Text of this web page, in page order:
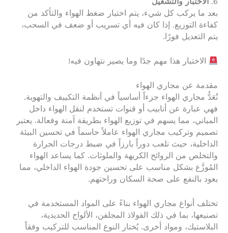
بعد ما يركب كل شيء، يتم اختبار ضغط الهواء والتأكد من
كفاءة التوزيع. إذا كان فيه أي تسريب أو ضعف في السحب،
يتم التعديل فورًا.
الاختبار هذا مهم جدًا وما يصير نتهاون فيه!
مقدمة عن مجاري الهواء
تُعَدُّ مجاري الهواء جزءاً أساسياً في أنظمة التكييف والتهوية.
فهي عبارة عن أنابيب أو قنوات تستخدم لنقل الهواء داخل
المباني، مما يسهم في توزيع الهواء بطريقة آمنة وفعالة. يعتبر
تصميم وتركيب مجاري الهواء عاملاً حاسماً في تحسين البيئة
الداخلية، حيث تلعب دوراً بارزاً في ضبط درجات الحرارة
والتخلص من الروائح الكريهة والملوثات. كما يساعد الهواء
المُوزَّع بشكل مناسب على تحسين جودة الهواء الداخلي، مما
يعود بالنفع على صحة السكان وراحتهم.
تختلف أنواع مجاري الهواء بناءً على المواد المستخدمة في
تصنيعها، بما في ذلك الفولاذ المجلفن، الألواح الحديدية،
البلاستيك، ومواد أخرى. يُختار النوع المناسب للتركيب وفقاً